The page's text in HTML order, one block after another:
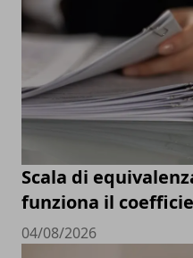
Scala di
funziona il
04/08/2026